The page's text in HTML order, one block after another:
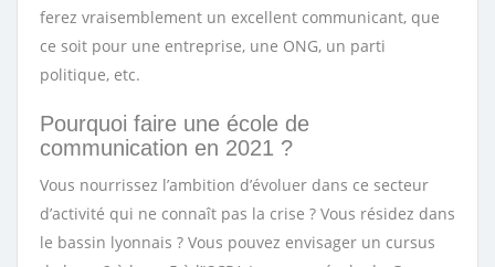
ferez vraisemblement un excellent communicant, que
ce soit pour une entreprise, une ONG, un parti
politique, etc.
Pourquoi faire une école de
communication en 2021 ?
Vous nourrissez l’ambition d’évoluer dans ce secteur
d’activité qui ne connaît pas la crise ? Vous résidez dans
le bassin lyonnais ? Vous pouvez envisager un cursus